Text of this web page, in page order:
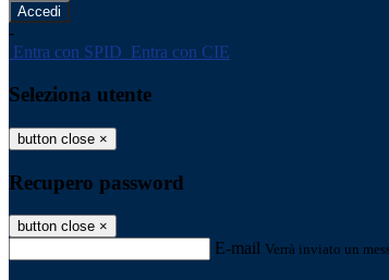
-
Entra con SPID Entra con CIE
Seleziona utente
button close ×
Recupero password
button close ×
E-mail Verrà inviato un